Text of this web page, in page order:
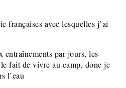
françaises avec lesquelles j’ai
entraînements par jours, les
fait de vivre au camp, donc je
l’eau